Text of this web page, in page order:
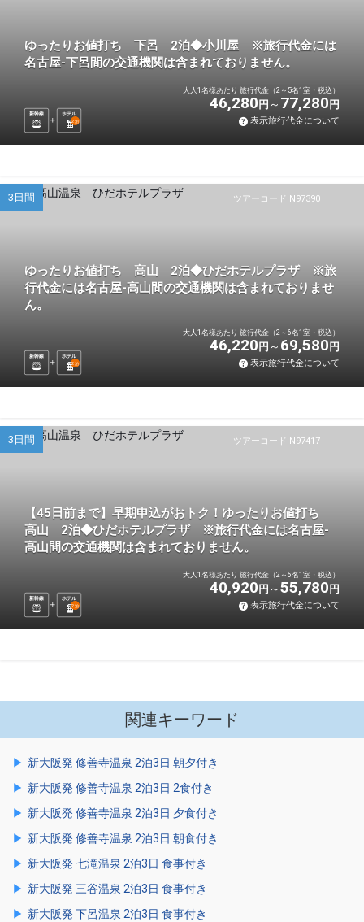
ゆったりお値打ち 下呂 2泊◆小川屋 ※旅行代金には
名古屋-下呂間の交通機関は含まれておりません。
新幹線
ホテル
2泊
大人1名様あたり 旅行代金（2～5名1室・税込）
46,280 円 77,280 円
表示旅行代金について
ツアーコード N97390
3日間
ゆったりお値打ち 高山 2泊◆ひだホテルプラザ ※旅
行代金には名古屋-高山間の交通機関は含まれておりませ
ん。
新幹線
ホテル
2泊
大人1名様あたり 旅行代金（2～6名1室・税込）
46,220 円 69,580 円
表示旅行代金について
ツアーコード N97417
3日間
【45日前まで】早期申込がおトク！ゆったりお値打ち
高山 2泊◆ひだホテルプラザ ※旅行代金には名古屋-
高山間の交通機関は含まれておりません。
新幹線
ホテル
2泊
大人1名様あたり 旅行代金（2～6名1室・税込）
40,920 円 55,780 円
表示旅行代金について
関連キーワード
新大阪発 修善寺温泉 2泊3日 朝夕付き
新大阪発 修善寺温泉 2泊3日 2食付き
新大阪発 修善寺温泉 2泊3日 夕食付き
新大阪発 修善寺温泉 2泊3日 朝食付き
新大阪発 七滝温泉 2泊3日 食事付き
新大阪発 三谷温泉 2泊3日 食事付き
新大阪発 下呂温泉 2泊3日 食事付き